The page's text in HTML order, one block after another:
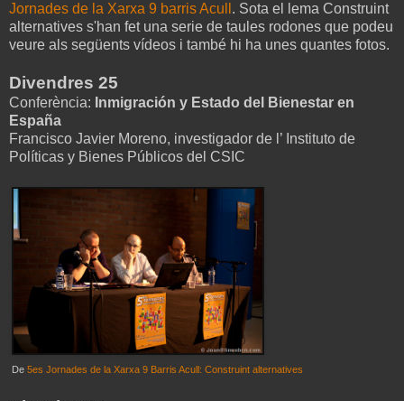
Jornades de la Xarxa 9 barris Acull . Sota el lema Construint
alternatives s'han fet una serie de taules rodones que podeu
veure als següents vídeos i també hi ha unes quantes fotos.
Divendres 25
Conferència: Inmigración y Estado del Bienestar en
España
Francisco Javier Moreno, investigador de l’ Instituto de
Políticas y Bienes Públicos del CSIC
De 5es Jornades de la Xarxa 9 Barris Acull: Construint alternatives